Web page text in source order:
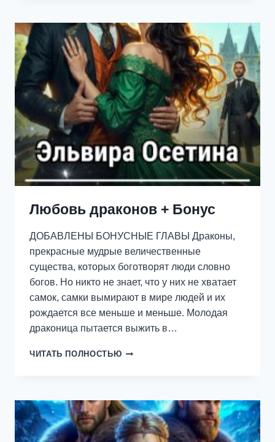
Любовь драконов + Бонус
ДОБАВЛЕНЫ БОНУСНЫЕ ГЛАВЫ Драконы,
прекрасные мудрые величественные
существа, которых боготворят люди словно
богов. Но никто не знает, что у них не хватает
самок, самки вымирают в мире людей и их
рождается все меньше и меньше. Молодая
драконица пытается выжить в…
ЧИТАТЬ ПОЛНОСТЬЮ ЛЮБОВЬ